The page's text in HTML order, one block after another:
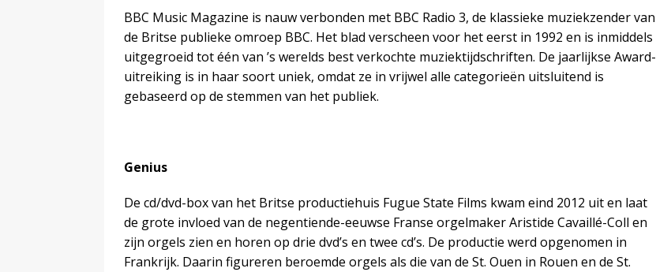
BBC Music Magazine is nauw verbonden met BBC Radio 3, de klassieke muziekzender van
de Britse publieke omroep BBC. Het blad verscheen voor het eerst in 1992 en is inmiddels
uitgegroeid tot één van ’s werelds best verkochte muziektijdschriften. De jaarlijkse Award-
uitreiking is in haar soort uniek, omdat ze in vrijwel alle categorieën uitsluitend is
gebaseerd op de stemmen van het publiek.
Genius
De cd/dvd-box van het Britse productiehuis Fugue State Films kwam eind 2012 uit en laat
de grote invloed van de negentiende-eeuwse Franse orgelmaker Aristide Cavaillé-Coll en
zijn orgels zien en horen op drie dvd’s en twee cd’s. De productie werd opgenomen in
Frankrijk. Daarin figureren beroemde orgels als die van de St. Ouen in Rouen en de St.